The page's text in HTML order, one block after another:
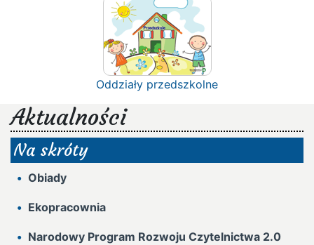
Oddziały przedszkolne
Aktualności
Na skróty
Obiady
Ekopracownia
Narodowy Program Rozwoju Czytelnictwa 2.0